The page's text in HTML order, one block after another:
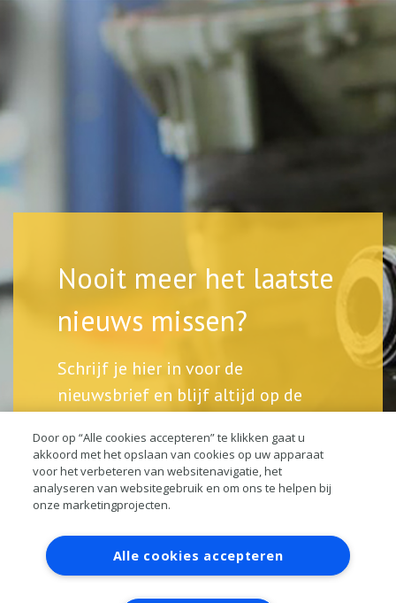
Nooit meer het laatste
nieuws missen?
Schrijf je hier in voor de
nieuwsbrief en blijf altijd op de
Account aanvragen
Inloggen
RAI bestanden
Privacy
Algemene voorwaarden
Door op “Alle cookies accepteren” te klikken gaat u
akkoord met het opslaan van cookies op uw apparaat
voor het verbeteren van websitenavigatie, het
analyseren van websitegebruik en om ons te helpen bij
onze marketingprojecten.
Alle cookies accepteren